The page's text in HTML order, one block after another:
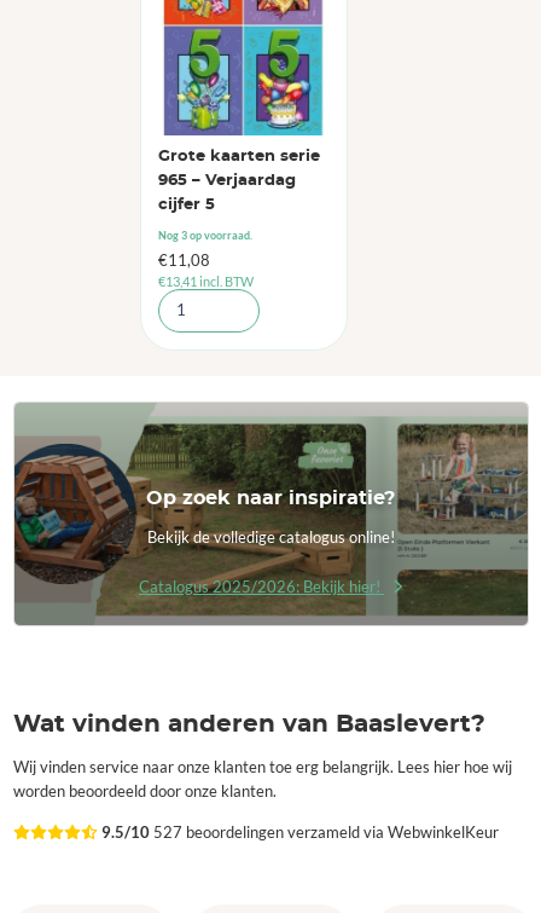
Grote kaarten serie
965 – Verjaardag
cijfer 5
Nog 3 op voorraad.
€11,08
€13,41 incl. BTW
Op zoek naar inspiratie?
Bekijk de volledige catalogus online!
Catalogus 2025/2026: Bekijk hier!
Wat vinden anderen van Baaslevert?
Wij vinden service naar onze klanten toe erg belangrijk. Lees hier hoe wij
worden beoordeeld door onze klanten.
9.5/10 527 beoordelingen verzameld via WebwinkelKeur